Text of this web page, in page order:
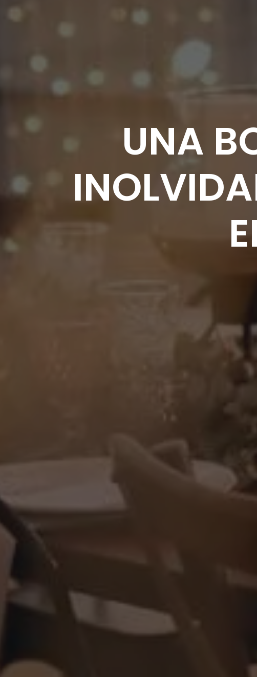
UNA